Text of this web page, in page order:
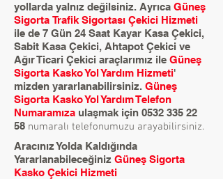
yollarda yalnız değilsiniz. Ayrıca Güneş
Sigorta Trafik Sigortası Çekici Hizmeti
ile de 7 Gün 24 Saat Kayar Kasa Çekici,
Sabit Kasa Çekici, Ahtapot Çekici ve
Ağır Ticari Çekici araçlarımız ile Güneş
Sigorta Kasko Yol Yardım Hizmeti'
mizden yararlanabilirsiniz. Güneş
Sigorta Kasko Yol Yardım Telefon
Numaramıza ulaşmak için 0532 335 22
58 numaralı telefonumuzu arayabilirsiniz.
Aracınız Yolda Kaldığında
Yararlanabileceğiniz Güneş Sigorta
Kasko Çekici Hizmeti